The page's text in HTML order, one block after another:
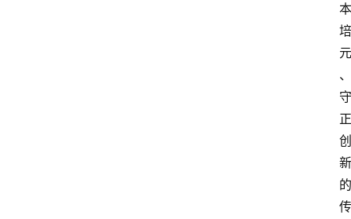
本
培
元
、
守
正
创
新
的
传